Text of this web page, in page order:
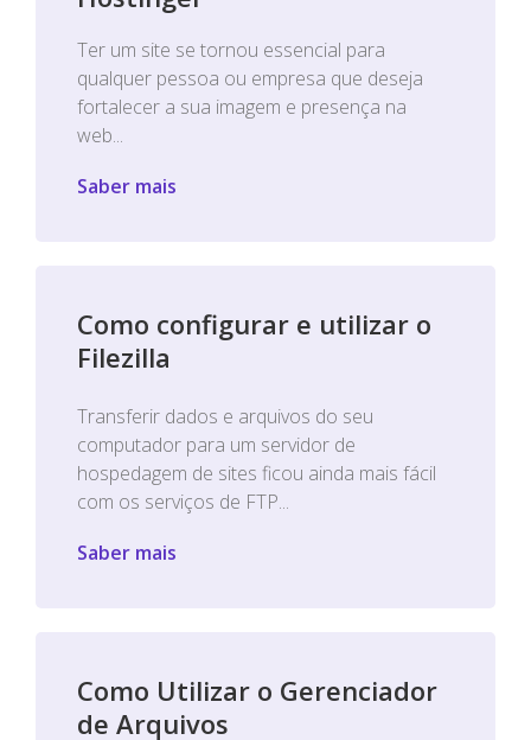
Ter um site se tornou essencial para
qualquer pessoa ou empresa que deseja
fortalecer a sua imagem e presença na
web...
Saber mais
Como configurar e utilizar o
Filezilla
Transferir dados e arquivos do seu
computador para um servidor de
hospedagem de sites ficou ainda mais fácil
com os serviços de FTP...
Saber mais
Como Utilizar o Gerenciador
de Arquivos